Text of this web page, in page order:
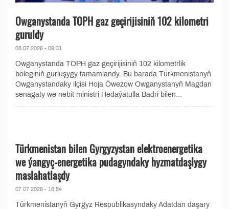
Owganystanda TOPH gaz geçirijisiniň 102 kilometri
guruldy
08.07.2026 - 09:31
Owganystanda TOPH gaz geçirijisiniň 102 kilometrlik
böleginiň gurluşygy tamamlandy. Bu barada Türkmenistanyň
Owganystandaky ilçisi Hoja Öwezow Owganystanyň Magdan
senagaty we nebit ministri Hedaýatulla Badri bilen...
Türkmenistan bilen Gyrgyzystan elektroenergetika
we ýangyç-energetika pudagyndaky hyzmatdaşlygy
maslahatlaşdy
07.07.2026 - 16:54
Türkmenistanyň Gyrgyz Respublikasyndaky Adatdan daşary